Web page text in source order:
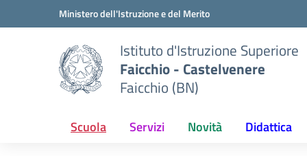
Vai ai contenuti
Vai al menu di navigazioneMinistero dell'Istruzione e del Merito
Istituto d'Istruzione Superiore
Faicchio - Castelvenere
Faicchio (BN)
Scuola Servizi Novità Didattica